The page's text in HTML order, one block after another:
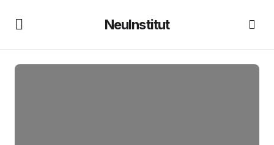
NeuInstitut